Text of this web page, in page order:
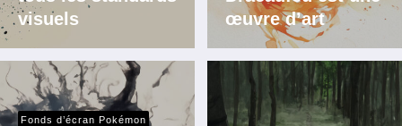
visuels
œuvre d’art
Fonds d’écran Pokémon